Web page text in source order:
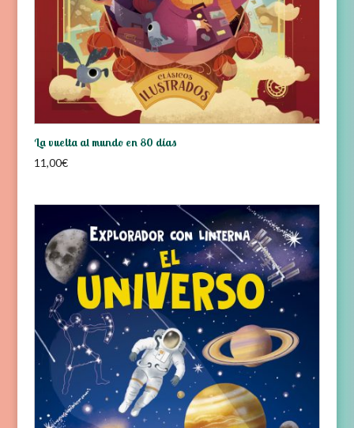
La vuelta al mundo en 80 días
11,00€